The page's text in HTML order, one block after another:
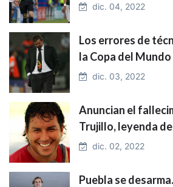
dic. 04, 2022
Los errores de
la Copa del
dic. 03, 2022
Anuncian el
Trujillo, leyenda
dic. 02, 2022
Puebla se